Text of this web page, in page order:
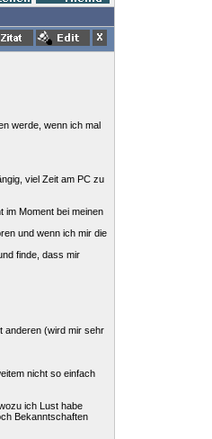
werde, wenn ich mal
viel Zeit am PC zu
im Moment bei meinen
und wenn ich mir die
finde, dass mir
anderen (wird mir sehr
nicht so einfach
ich Lust habe
Bekanntschaften